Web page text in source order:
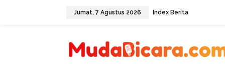
Jumat, 7 Agustus 2026 Index Berita